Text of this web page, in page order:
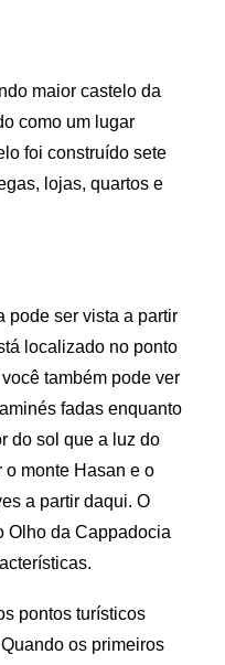
maior castelo da
como um lugar
foi construído sete
lojas, quartos e
pode ser vista a partir
localizado no ponto
também pode ver
fadas enquanto
do sol que a luz do
o monte Hasan e o
a partir daqui. O
Olho da Cappadocia
pontos turísticos
os primeiros